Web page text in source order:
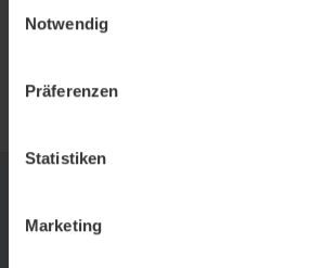
Notwendig
Präferenzen
Statistiken
Marketing
Internetzugang (100 mBit/s)